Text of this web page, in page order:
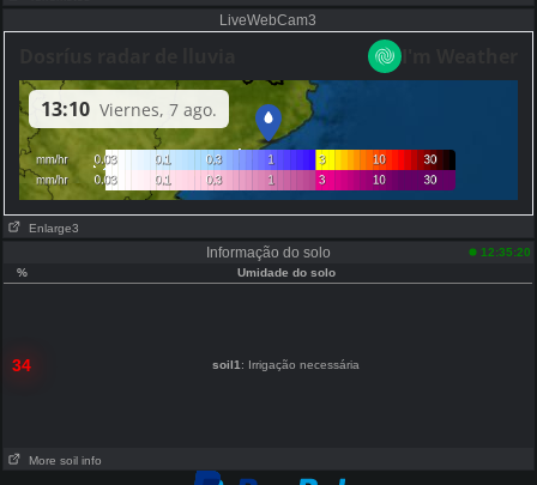
LiveWebCam3
Enlarge3
Informação do solo
12:35:20
%
Umidade do solo
34 soil1 : Irrigação necessária
More soil info